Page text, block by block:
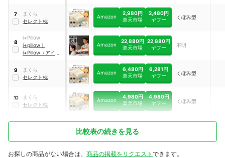
ィット
TRSFIT1G
7
まくら
セレクト枕
Amazon
2,980円
楽天市場
2,480円
ヤフー
くぼみ型
8
i+Pillow
i+pillow ｜
i+Pillow（アイピ
イド枕チケット
Amazon
22,880円
楽天市場
22,880円
ヤフー
不明
9
まくら
セレクト枕
Amazon
6,480円
楽天市場
6,281円
ヤフー
くぼみ型
10
まくら
セレクト枕
Amazon
4,980円
楽天市場
4,980円
ヤフー
くぼみ型
比較表の続きを見る
お探しの商品がない場合は、 商品の掲載をリクエスト できます。